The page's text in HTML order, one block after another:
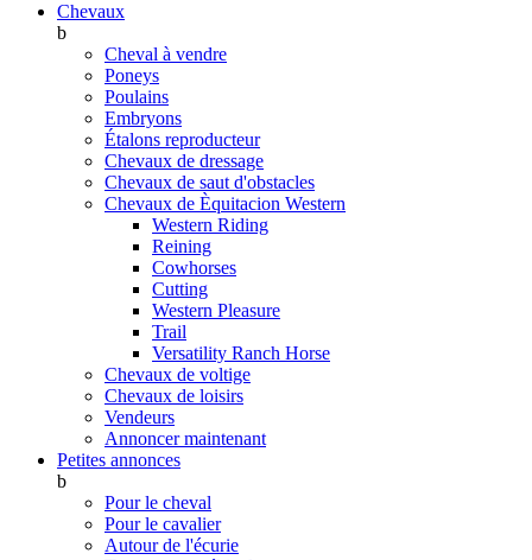
Chevaux
b
Cheval à vendre
Poneys
Poulains
Embryons
Étalons reproducteur
Chevaux de dressage
Chevaux de saut d'obstacles
Chevaux de Èquitacion Western
Western Riding
Reining
Cowhorses
Cutting
Western Pleasure
Trail
Versatility Ranch Horse
Chevaux de voltige
Chevaux de loisirs
Vendeurs
Annoncer maintenant
Petites annonces
b
Pour le cheval
Pour le cavalier
Autour de l'écurie